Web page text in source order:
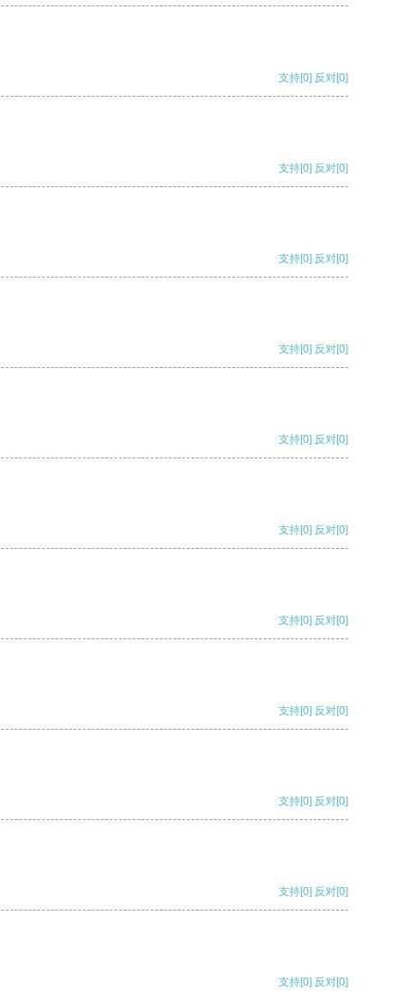
支持[0] 反对[0]
支持[0] 反对[0]
支持[0] 反对[0]
支持[0] 反对[0]
支持[0] 反对[0]
支持[0] 反对[0]
支持[0] 反对[0]
支持[0] 反对[0]
支持[0] 反对[0]
支持[0] 反对[0]
支持[0] 反对[0]